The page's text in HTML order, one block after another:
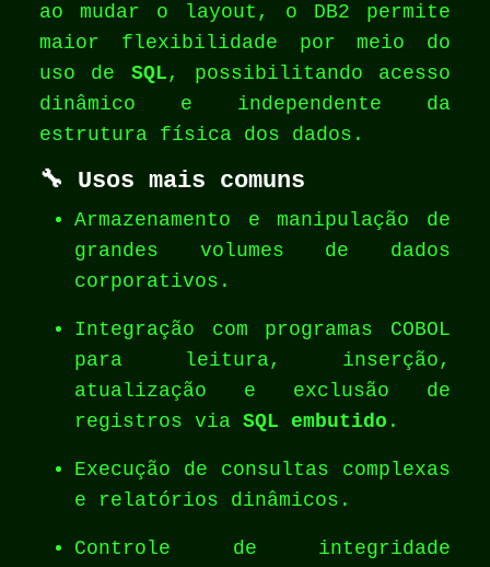
ao mudar o layout, o DB2 permite
maior flexibilidade por meio do
uso de SQL , possibilitando acesso
dinâmico e independente da
estrutura física dos dados.
🔧 Usos mais comuns
Armazenamento e manipulação de
grandes volumes de dados
corporativos.
Integração com programas COBOL
para leitura, inserção,
atualização e exclusão de
registros via SQL embutido .
Execução de consultas complexas
e relatórios dinâmicos.
Controle de integridade